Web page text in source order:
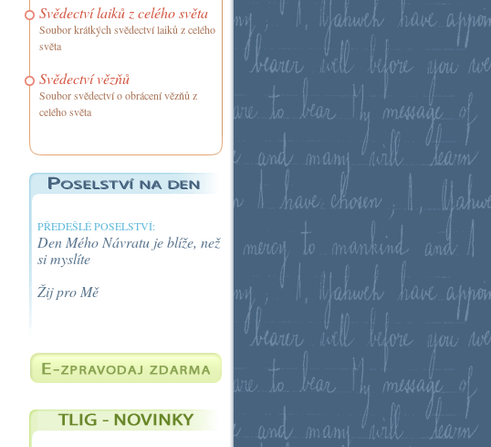
Svědectví laiků z celého světa
Soubor krátkých svědectví laiků z celého
světa
Svědectví vězňů
Soubor svědectví o obrácení vězňů z
celého světa
PŘEDEŠLÉ POSELSTVÍ:
Den Mého Návratu je blíže, než
si myslíte
Žij pro Mě